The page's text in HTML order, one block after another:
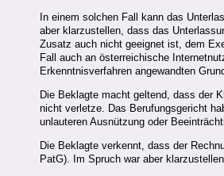
In einem solchen Fall kann das
aber klarzustellen, dass das
Zusatz auch nicht geeignet ist, dem
Fall auch an österreichische
Erkenntnisverfahren angewandten
Die Beklagte macht geltend, dass der
nicht verletze. Das Berufungsgericht
unlauteren Ausnützung oder
Die Beklagte verkennt, dass der
PatG). Im Spruch war aber